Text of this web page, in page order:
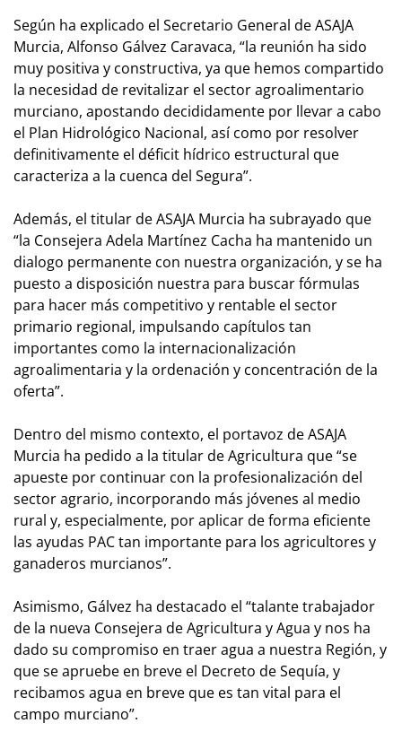
Según ha explicado el Secretario General de ASAJA
Murcia, Alfonso Gálvez Caravaca, “la reunión ha sido
muy positiva y constructiva, ya que hemos compartido
la necesidad de revitalizar el sector agroalimentario
murciano, apostando decididamente por llevar a cabo
el Plan Hidrológico Nacional, así como por resolver
definitivamente el déficit hídrico estructural que
caracteriza a la cuenca del Segura”.
Además, el titular de ASAJA Murcia ha subrayado que
“la Consejera Adela Martínez Cacha ha mantenido un
dialogo permanente con nuestra organización, y se ha
puesto a disposición nuestra para buscar fórmulas
para hacer más competitivo y rentable el sector
primario regional, impulsando capítulos tan
importantes como la internacionalización
agroalimentaria y la ordenación y concentración de la
oferta”.
Dentro del mismo contexto, el portavoz de ASAJA
Murcia ha pedido a la titular de Agricultura que “se
apueste por continuar con la profesionalización del
sector agrario, incorporando más jóvenes al medio
rural y, especialmente, por aplicar de forma eficiente
las ayudas PAC tan importante para los agricultores y
ganaderos murcianos”.
Asimismo, Gálvez ha destacado el “talante trabajador
de la nueva Consejera de Agricultura y Agua y nos ha
dado su compromiso en traer agua a nuestra Región, y
que se apruebe en breve el Decreto de Sequía, y
recibamos agua en breve que es tan vital para el
campo murciano”.